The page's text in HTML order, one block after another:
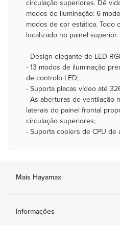
circulação superiores. Dê
modos de iluminação: 6
modos de cor estática. Todo
localizado no painel superior.
- Design elegante de LED
- 13 modos de iluminação
de controlo LED;
- Suporta placas vídeo até
- As aberturas de ventilação
laterais do painel frontal
circulação superiores;
- Suporta coolers de CPU de
Mais Hayamax
Informações